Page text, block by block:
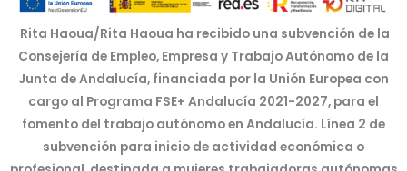
o
k
t
e
r
e r
a
m
i
n o
u
d
Rita Haoua/Rita Haoua ha recibido una subvención de la
Consejería de Empleo, Empresa y Trabajo Autónomo de la
Junta de Andalucía, financiada por la Unión Europea con
cargo al Programa FSE+ Andalucía 2021-2027, para el
fomento del trabajo autónomo en Andalucía. Línea 2 de
subvención para inicio de actividad económica o